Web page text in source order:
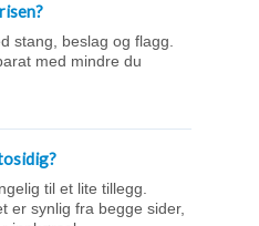
stang, beslag og flagg.
med mindre du
til et lite tillegg.
er synlig fra begge sider,